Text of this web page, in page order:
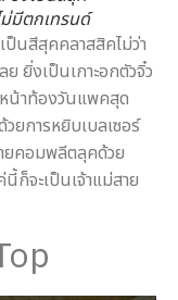
ม่มีตกเทรนด์
นสีสุคคลาสสิคไม่ว่า
ยิ่งเป็นเกาะอกตัวจิ๋ว
หน้าท้องวันแพคสุด
ยการหยิบเบลเซอร์
ยคอมพลีตลุคด้วย
ก็จะเป็นเจ้าแม่สาย